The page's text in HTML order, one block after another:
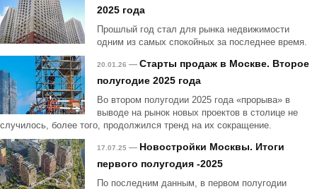
2025 года
Прошлый год стал для рынка недвижимости
одним из самых спокойных за последнее время.
20.01.26 — Старты продаж в Москве. Второе
полугодие 2025 года
Во втором полугодии 2025 года «прорыва» в
выводе на рынок новых проектов в столице не
случилось, более того, продолжился тренд на их сокращение.
17.07.25 — Новостройки Москвы. Итоги
первого полугодия -2025
По последним данным, в первом полугодии